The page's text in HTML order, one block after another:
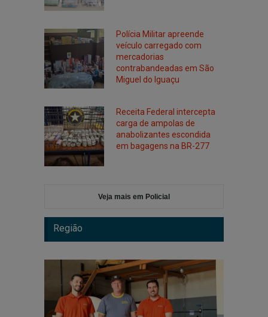
Polícia Militar apreende
veículo carregado com
mercadorias
contrabandeadas em São
Miguel do Iguaçu
Receita Federal intercepta
carga de ampolas de
anabolizantes escondida
em bagagens na BR-277
Veja mais em Policial
Região